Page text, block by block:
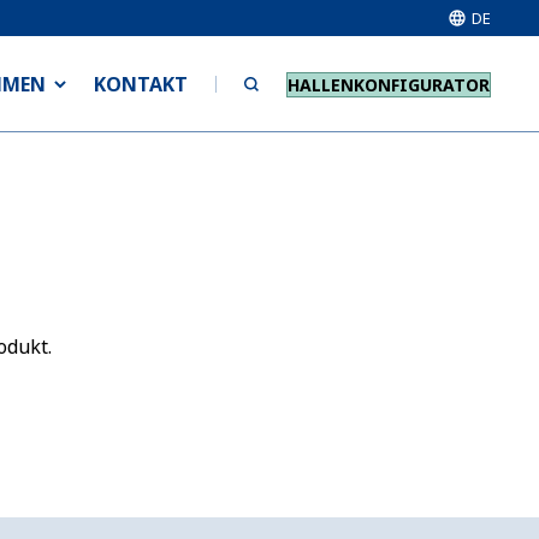
DE
KONTAKT HALLENKONFIGURATOR